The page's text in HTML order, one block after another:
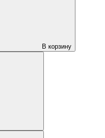
В корзину